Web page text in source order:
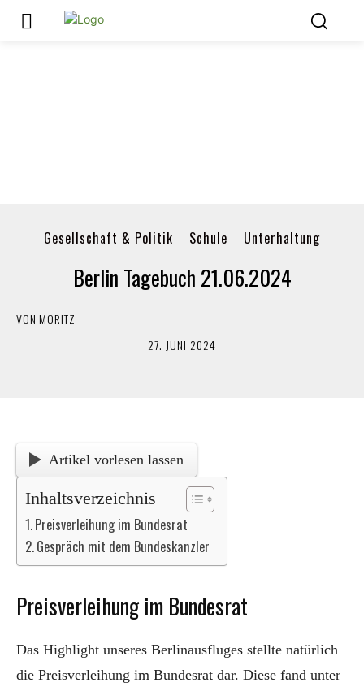
Gesellschaft & Politik Schule Unterhaltung
Berlin Tagebuch 21.06.2024
VON MORITZ
27. JUNI 2024
Artikel vorlesen lassen
Inhaltsverzeichnis
Preisverleihung im Bundesrat
Gespräch mit dem Bundeskanzler
Preisverleihung im Bundesrat
Das Highlight unseres Berlinausfluges stellte natürlich
die Preisverleihung im Bundesrat dar. Diese fand unter